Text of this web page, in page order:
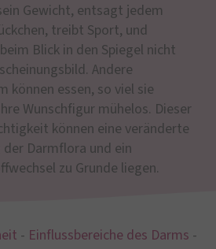
Gewicht, entsagt jedem
treibt Sport, und
Blick in den Spiegel nicht
Andere
können essen, so viel sie
Wunschfigur mühelos. Dieser
können eine veränderte
Darmflora und ein
zu Grunde liegen.
- Einflussbereiche des Darms -